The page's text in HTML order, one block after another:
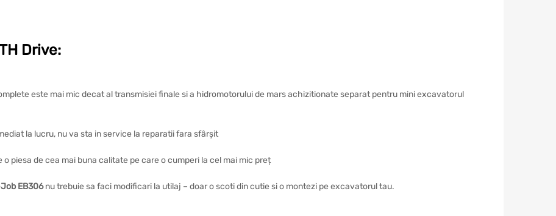
Drive:
este mai mic decat al transmisiei finale si a hidromotorului de mars achizitionate separat pentru mini excavatorul
la lucru, nu va sta in service la reparatii fara sfârșit
piesa de cea mai buna calitate pe care o cumperi la cel mai mic preț
EB306nu trebuie sa faci modificari la utilaj – doar o scoti din cutie si o montezi pe excavatorul tau.